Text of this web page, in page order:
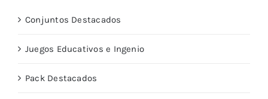
Conjuntos Destacados
Juegos Educativos e Ingenio
Pack Destacados